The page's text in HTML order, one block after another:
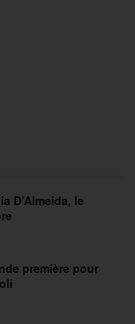
D’Almeida, le
première pour